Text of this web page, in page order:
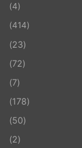
(4)
(414)
(23)
(72)
(7)
(178)
(50)
(2)